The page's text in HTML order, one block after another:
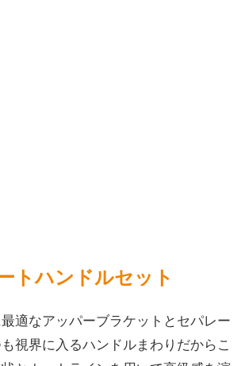
トハンドルセット
適なアッパーブラケットとセパレー
視界に入るハンドルまわりだからこ